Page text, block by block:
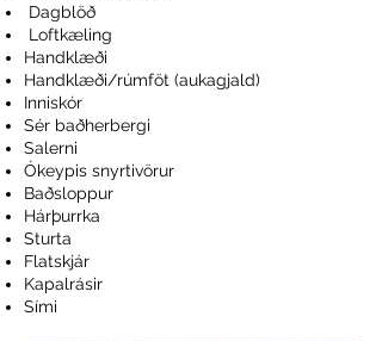
Dagblöð
Loftkæling
Handklæði
Handklæði/rúmföt (aukagjald)
Inniskór
Sér baðherbergi
Salerni
Ókeypis snyrtivörur
Baðsloppur
Hárþurrka
Sturta
Flatskjár
Kapalrásir
Sími